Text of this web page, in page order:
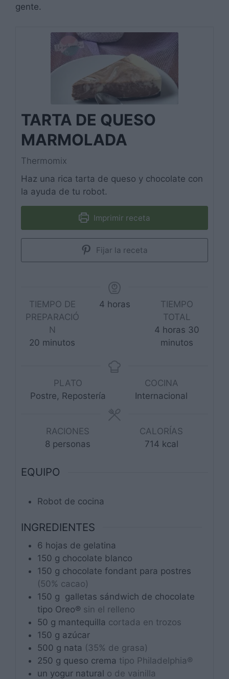
gente.
TARTA DE QUESO
MARMOLADA
Thermomix
Haz una rica tarta de queso y chocolate con
la ayuda de tu robot.
Imprimir receta
Fijar la receta
TIEMPO DE
PREPARACIÓ
N
20 minutos
minutos
4horas
horas
TIEMPO
TOTAL
4 horas
horas 30
minutos
PLATO
Postre, Repostería
COCINA
Internacional
RACIONES
8 personas
CALORÍAS
714 kcal
EQUIPO
Robot de cocina
INGREDIENTES
6 hojas de gelatina
150 g chocolate blanco
150 g chocolate fondant para postres
(50% cacao)
150 g galletas sándwich de chocolate
tipo Oreo® sin el relleno
50 g mantequilla cortada en trozos
150 g azúcar
500 g nata (35% de grasa)
250 g queso crema tipo Philadelphia®
un yogur natural o de vainilla